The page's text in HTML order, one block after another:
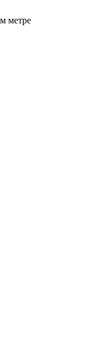
метре